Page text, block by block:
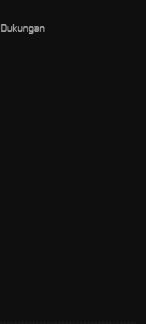
Dukungan